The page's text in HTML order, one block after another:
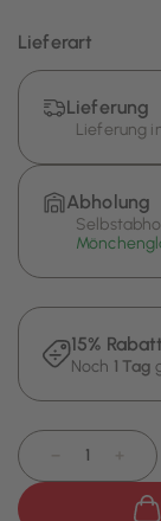
Lieferart
Lieferung
Lieferung
Abholung
15%
Noch 1 Tag